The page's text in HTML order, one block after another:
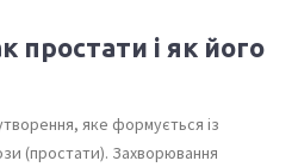
простати і як його
яке формується із
(простати). Захворювання